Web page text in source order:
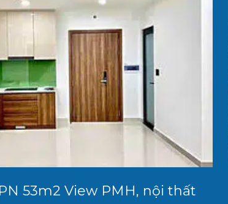
53m2 View PMH, nội thất